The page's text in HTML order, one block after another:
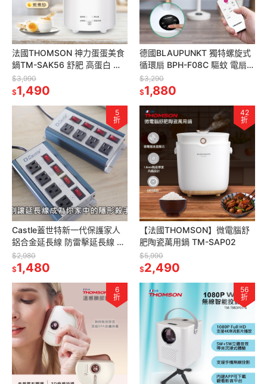
法國THOMSON 神力蛋蛋美食
鍋TM-SAK56 舒肥 高蛋白 蛋
白質 美食鍋 蛋蛋神器 煮蛋機
$3,990
$1,490
德國BLAUPUNKT 獨特螺旋式
循環扇 BPH-F08C 驅蚊 電扇
立扇 DC循環扇 遙控 芳療 淨化
$3,290
$1,880
5
折
Castle蓋世特新一代保護家人
鋁合金延長線 防雷擊延長線 鋁
合金插座 抗突波保護插座
$2,980
$1,480
42
折
【法國THOMSON】微電腦舒
肥陶瓷萬用鍋 TM-SAP02
$5,990
$2,490
6
折
56
折